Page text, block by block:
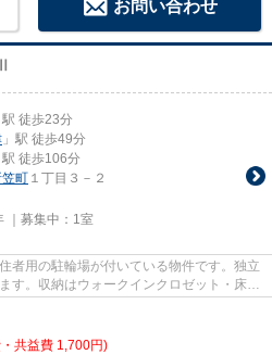
お問い合わせ
駅 徒歩23分
」駅 徒歩49分
駅 徒歩106分
町 １丁目３－２
｜募集中： 1室
者用の駐輪場が付いている物件です。独立
す。収納はウォークインクロゼット・床下
共益費 1,700円)